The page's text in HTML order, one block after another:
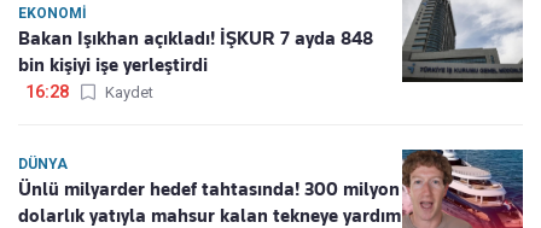
EKONOMI
Bakan Işıkhan açıkladı! İŞKUR 7 ayda 848
bin kişiyi işe yerleştirdi
16:28 Kaydet
DÜNYA
Ünlü milyarder hedef tahtasında! 300 milyon
dolarlık yatıyla mahsur kalan tekneye yardım